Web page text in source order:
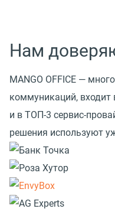
Нам
MANGO OFFICE —
коммуникаций, входит
и в ТОП-3 сервис-
решения используют